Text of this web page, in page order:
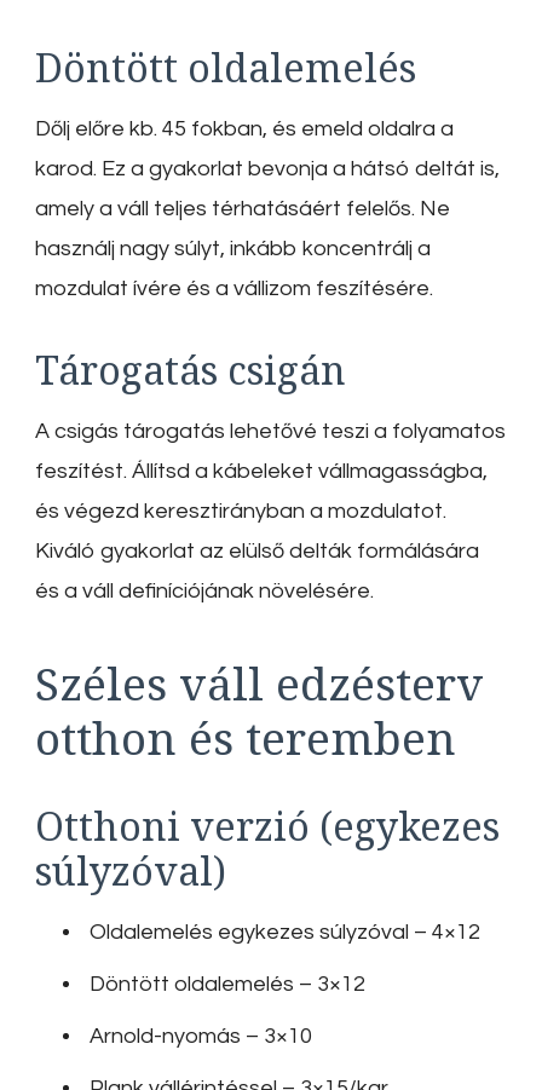
Döntött oldalemelés
Dőlj előre kb. 45 fokban, és emeld oldalra a
karod. Ez a gyakorlat bevonja a hátsó deltát is,
amely a váll teljes térhatásáért felelős. Ne
használj nagy súlyt, inkább koncentrálj a
mozdulat ívére és a vállizom feszítésére.
Tárogatás csigán
A csigás tárogatás lehetővé teszi a folyamatos
feszítést. Állítsd a kábeleket vállmagasságba,
és végezd keresztirányban a mozdulatot.
Kiváló gyakorlat az elülső delták formálására
és a váll definíciójának növelésére.
Széles váll edzésterv
otthon és teremben
Otthoni verzió (egykezes
súlyzóval)
Oldalemelés egykezes súlyzóval – 4×12
Döntött oldalemelés – 3×12
Arnold-nyomás – 3×10